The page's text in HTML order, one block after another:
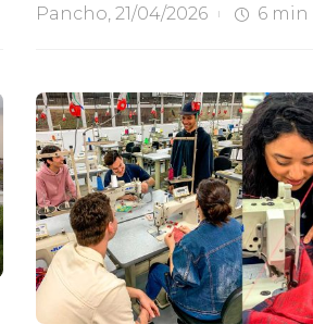
Pancho 21/04/2026 6 min